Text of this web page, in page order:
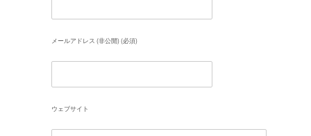
メールアドレス (非公開) (必須)
ウェブサイト